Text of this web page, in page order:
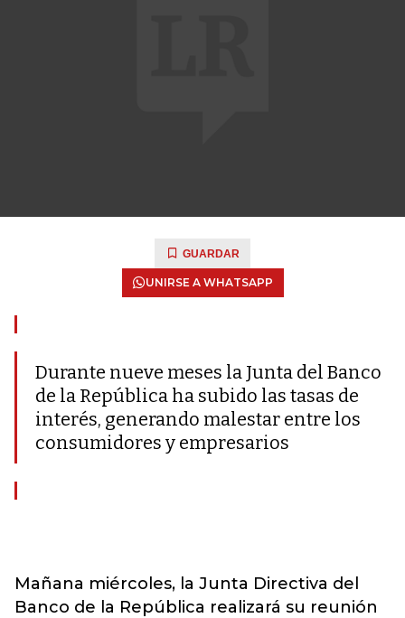
GUARDAR
UNIRSE A WHATSAPP
Durante nueve meses la Junta del Banco
de la República ha subido las tasas de
interés, generando malestar entre los
consumidores y empresarios
Mañana miércoles, la Junta Directiva del
Banco de la República realizará su reunión